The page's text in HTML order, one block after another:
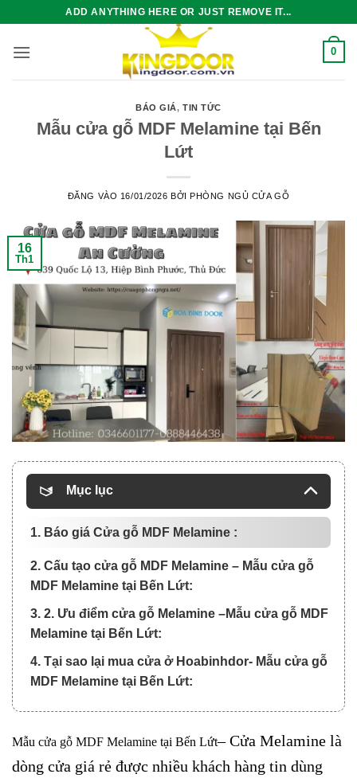
nội
ADD ANYTHING HERE OR JUST REMOVE IT...
0
BÁO GIÁ,TIN TỨC
Mẫu cửa gỗ MDF Melamine tại Bến
Lứt
ĐĂNG VÀO 16/01/2026 BỞIPHÒNG NGỦ CỬA GỖ
16
Th1
Mục lục
1. Báo giá Cửa gỗ MDF Melamine :
2. Cấu tạo cửa gỗ MDF Melamine – Mẫu cửa gỗ
MDF Melamine tại Bến Lứt:
3. 2. Ưu điểm cửa gỗ Melamine –Mẫu cửa gỗ MDF
Melamine tại Bến Lứt:
4. Tại sao lại mua cửa ở Hoabinhdor- Mẫu cửa gỗ
MDF Melamine tại Bến Lứt:
Mẫu cửa gỗ MDF Melamine tại Bến Lứt– Cửa Melamine là
dòng cửa giá rẻ được nhiều khách hàng tin dùng